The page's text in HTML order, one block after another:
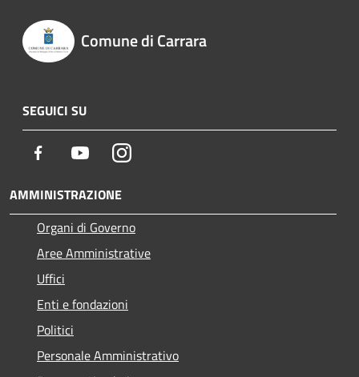
Comune di Carrara
SEGUICI SU
Facebook YoutubeInstagram
AMMINISTRAZIONE
Organi di Governo
Aree Amministrative
Uffici
Enti e fondazioni
Politici
Personale Amministrativo